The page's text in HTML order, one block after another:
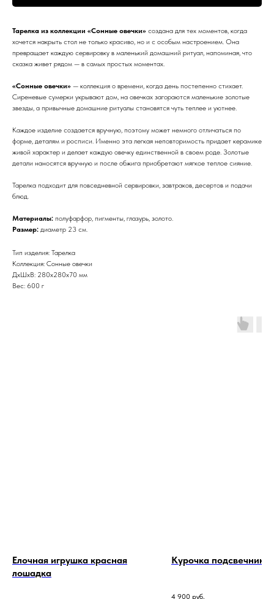
Тарелка из коллекции «Сонные овечки» создана для тех моментов, когда
хочется накрыть стол не только красиво, но и с особым настроением. Она
превращает каждую сервировку в маленький домашний ритуал, напоминая, что
сказка живет рядом — в самых простых моментах.
«Сонные овечки» — коллекция о времени, когда день постепенно стихает.
Сиреневые сумерки укрывают дом, на овечках загораются маленькие золотые
звезды, а привычные домашние ритуалы становятся чуть теплее и уютнее.
Каждое изделие создается вручную, поэтому может немного отличаться по
форме, деталям и росписи. Именно эта легкая неповторимость придает керамике
живой характер и делает каждую овечку единственной в своем роде. Золотые
детали наносятся вручную и после обжига приобретают мягкое теплое сияние.
Тарелка подходит для повседневной сервировки, завтраков, десертов и подачи
блюд.
Материалы: полуфарфор, пигменты, глазурь, золото.
Размер: диаметр 23 см.
Тип изделия: Тарелка
Коллекция: Сонные овечки
ДxШxВ: 280x280x70 мм
Вес: 600 г
Елочная игрушка красная
лошадка
Курочка подсвечник
4 900 руб.